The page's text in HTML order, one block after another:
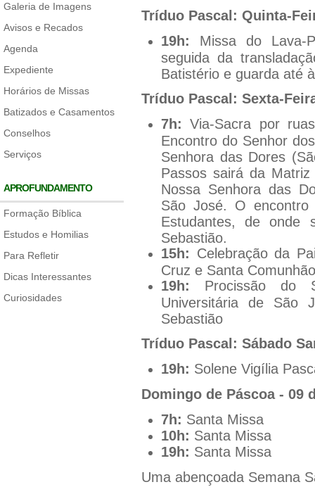
Galeria de Imagens
Avisos e Recados
Agenda
Expediente
Horários de Missas
Batizados e Casamentos
Conselhos
Serviços
APROFUNDAMENTO
Formação Bíblica
Estudos e Homilias
Para Refletir
Dicas Interessantes
Curiosidades
Tríduo Pascal: Quinta-
19h: Missa do Lava-
seguida da
Batistério e guarda até
Tríduo Pascal: Sexta-
7h: Via-Sacra por
Encontro do Senhor
Senhora das Dores
Passos sairá da
Nossa Senhora das
São José. O
Estudantes, de onde
Sebastião.
15h: Celebração da
Cruz e Santa Comunhão
19h: Procissão do
Universitária de São
Sebastião
Tríduo Pascal: Sábado
19h: Solene Vigília
Domingo de Páscoa - 09
7h: Santa Missa
10h: Santa Missa
19h: Santa Missa
Uma abençoada Semana